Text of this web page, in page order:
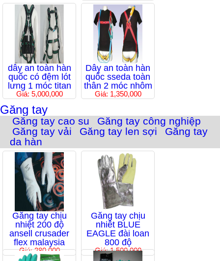
dây an toàn hàn
quốc có đệm lót
lưng 1 móc titan
Giá: 5,000,000
Dây an toàn hàn
quốc sseda toàn
thân 2 móc nhôm
Giá: 1,350,000
Găng tay
Găng tay cao su
Găng tay công nghiệp
Găng tay vải
Găng tay len sợi
Găng tay
da hàn
Găng tay chịu
nhiệt 200 độ
ansell crusader
flex malaysia
Giá: 280,000
Găng tay chịu
nhiêt BLUE
EAGLE đài loan
800 độ
Giá: 1,500,000